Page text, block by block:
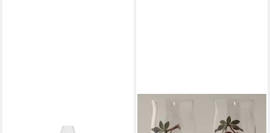
o2 Schnapsglas, Kristall
STEINNACHER BÄRBEL
Grappaglas Edelbrand
Grappagläser 2er Set gemalt